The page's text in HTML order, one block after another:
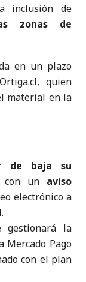
inclusión de
zonas de
en un plazo
quien
material en la
de baja su
con un aviso
electrónico a
.
gestionará la
Mercado Pago
con el plan